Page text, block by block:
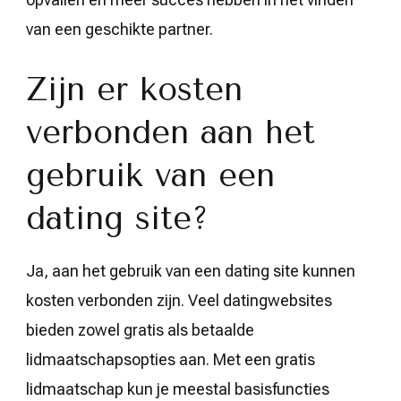
van een geschikte partner.
Zijn er kosten
verbonden aan het
gebruik van een
dating site?
Ja, aan het gebruik van een dating site kunnen
kosten verbonden zijn. Veel datingwebsites
bieden zowel gratis als betaalde
lidmaatschapsopties aan. Met een gratis
lidmaatschap kun je meestal basisfuncties